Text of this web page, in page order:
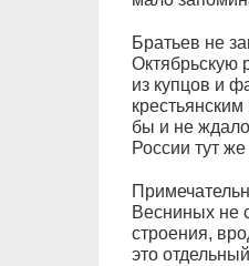
Братьев не
Октябрьскую
из купцов и
бы и не
России тут
Весниных не
строения,
это